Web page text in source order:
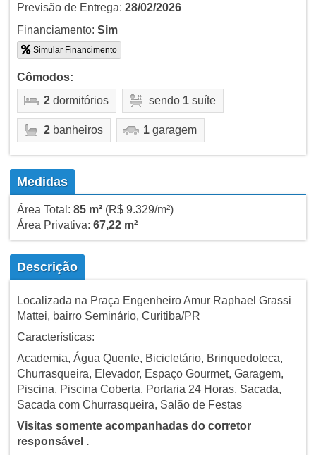
Previsão de Entrega: 28/02/2026
Financiamento: Sim
Simular Financimento
Cômodos:
2dormitórios sendo 1suíte
2banheiros 1garagem
Medidas
Área Total: 85 m²(R$ 9.329/m²)
Área Privativa: 67,22 m²
Descrição
Localizada na Praça Engenheiro Amur Raphael Grassi
Mattei, bairro Seminário, Curitiba/PR
Características:
Academia, Água Quente, Bicicletário, Brinquedoteca,
Churrasqueira, Elevador, Espaço Gourmet, Garagem,
Piscina, Piscina Coberta, Portaria 24 Horas, Sacada,
Sacada com Churrasqueira, Salão de Festas
Visitas somente acompanhadas do corretor
responsável .